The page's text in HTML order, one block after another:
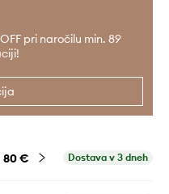
pri naročilu min. 89
80 € Dostava v 3 dneh